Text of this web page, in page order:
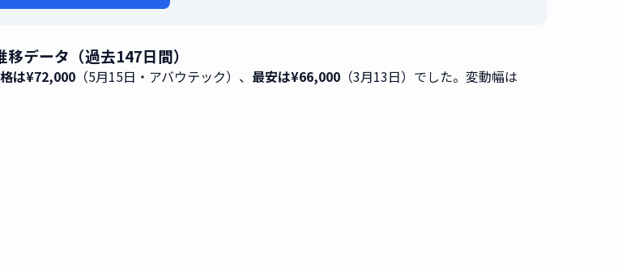
データ（過去147日間）
は¥72,000 （5月15日・アバウテック）、 最安は¥66,000 （3月13日）でした。変動幅は